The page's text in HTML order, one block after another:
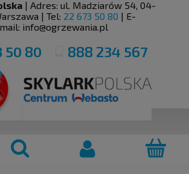
| Adres: ul. Madziarów 54, 04-
| Tel: 22 673 50 80 | E-
mail: info@ogrzewania.pl
50 80 888 234 567